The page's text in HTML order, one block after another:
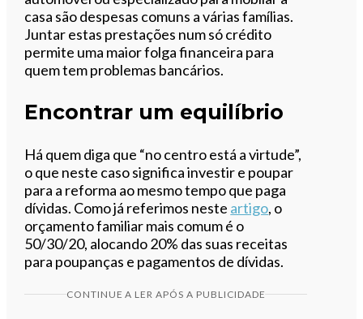
casa são despesas comuns a várias famílias.
Juntar estas prestações num só crédito
permite uma maior folga financeira para
quem tem problemas bancários.
Encontrar um equilíbrio
Há quem diga que “no centro está a virtude”,
o que neste caso significa investir e poupar
para a reforma ao mesmo tempo que paga
dívidas. Como já referimos neste artigo, o
orçamento familiar mais comum é o
50/30/20, alocando 20% das suas receitas
para poupanças e pagamentos de dívidas.
CONTINUE A LER APÓS A PUBLICIDADE